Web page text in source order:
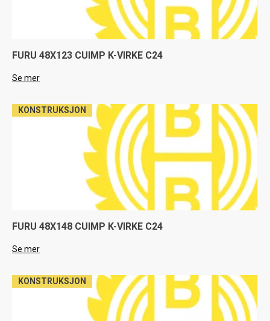
FURU 48X123 CUIMP K-VIRKE C24
Se mer
KONSTRUKSJON
FURU 48X148 CUIMP K-VIRKE C24
Se mer
KONSTRUKSJON